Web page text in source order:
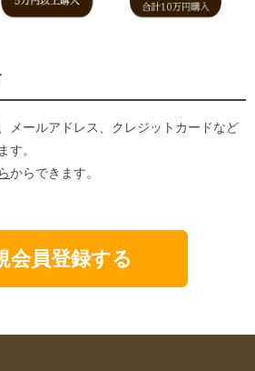
メールアドレス、クレジットカードなど
す。
からできます。
会員登録する